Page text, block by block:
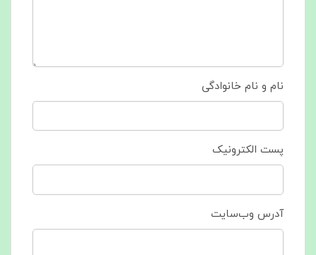
نام و نام خانوادگی
پست الکترونیک
آدرس وب‌سایت